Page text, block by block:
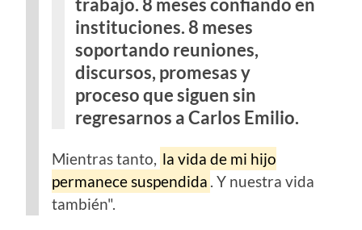
trabajo. 8 meses confiando en
instituciones. 8 meses
soportando reuniones,
discursos, promesas y
proceso que siguen sin
regresarnos a Carlos Emilio.
Mientras tanto, la vida de mi hijo
permanece suspendida . Y nuestra vida
también".